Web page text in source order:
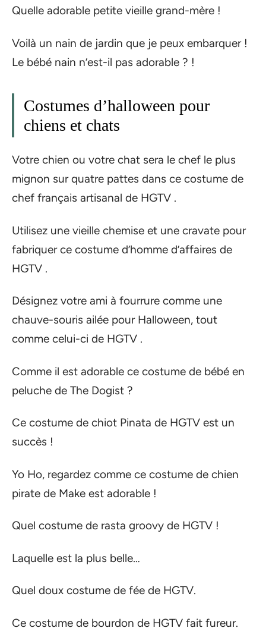
Quelle adorable petite vieille grand-mère !
Voilà un nain de jardin que je peux embarquer !
Le bébé nain n’est-il pas adorable ? !
Costumes d’halloween pour
chiens et chats
Votre chien ou votre chat sera le chef le plus
mignon sur quatre pattes dans ce costume de
chef français artisanal de HGTV .
Utilisez une vieille chemise et une cravate pour
fabriquer ce costume d’homme d’affaires de
HGTV .
Désignez votre ami à fourrure comme une
chauve-souris ailée pour Halloween, tout
comme celui-ci de HGTV .
Comme il est adorable ce costume de bébé en
peluche de The Dogist ?
Ce costume de chiot Pinata de HGTV est un
succès !
Yo Ho, regardez comme ce costume de chien
pirate de Make est adorable !
Quel costume de rasta groovy de HGTV !
Laquelle est la plus belle…
Quel doux costume de fée de HGTV.
Ce costume de bourdon de HGTV fait fureur.